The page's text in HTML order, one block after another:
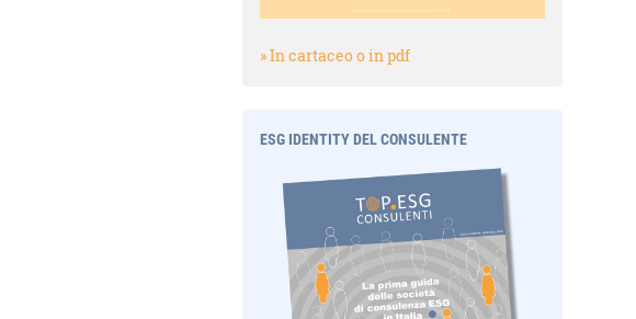
» In cartaceo o in pdf
ESG IDENTITY DEL CONSULENTE